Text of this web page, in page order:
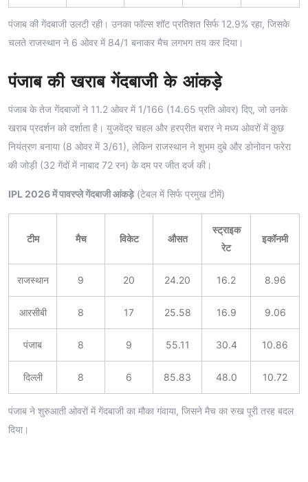
पंजाब की गेंदबाजी उलटी रही। उनका फॉल्स शॉट प्रतिशत सिर्फ 12.9% रहा, जिसके
चलते राजस्थान ने 6 ओवर में 84/1 बनाकर मैच लगभग तय कर दिया।
पंजाब की खराब गेंदबाजी के आंकड़े
पंजाब के तेज गेंदबाजों ने 11.2 ओवर में 1/166 (14.65 प्रति ओवर) दिए, जो उनके
खराब प्रदर्शन को दर्शाता है। युजवेंद्र चहल और हरप्रीत बरार ने मध्य ओवरों में कुछ
नियंत्रण बनाया (8 ओवर में 3/61), लेकिन राजस्थान ने शुभम दुबे और डोनोवन फरेरा
की जोड़ी (32 गेंदों में नाबाद 72 रन) के दम पर जीत दर्ज की।
IPL 2026 में पावरप्ले गेंदबाजी आंकड़े(टेबल में सिर्फ प्रमुख टीमें)
टीम मैच विकेट औसत
स्ट्राइक
रेट
इकॉनमी
राजस्थान 9 20 24.20 16.2 8.96
आरसीबी 8 17 25.58 16.9 9.06
पंजाब 8 9 55.11 30.4 10.86
दिल्ली 8 6 85.83 48.0 10.72
पंजाब ने शुरुआती ओवरों में गेंदबाजी का मौका गंवाया, जिसने मैच का रुख पूरी तरह बदल
दिया।